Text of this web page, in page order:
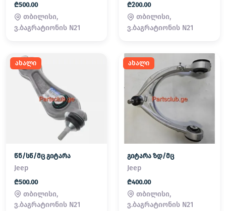
₾500.00
თბილისი,
ვ.ბაგრატიონის N21
₾200.00
თბილისი,
ვ.ბაგრატიონის N21
ახალი
წნ/სწ/მც გიტარა
Jeep
₾500.00
თბილისი,
ვ.ბაგრატიონის N21
ახალი
გიტარა ზდ/მც
Jeep
₾400.00
თბილისი,
ვ.ბაგრატიონის N21